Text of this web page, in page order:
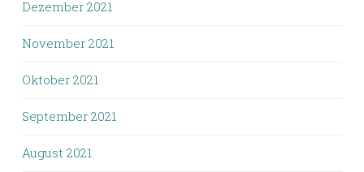
Dezember 2021
November 2021
Oktober 2021
September 2021
August 2021